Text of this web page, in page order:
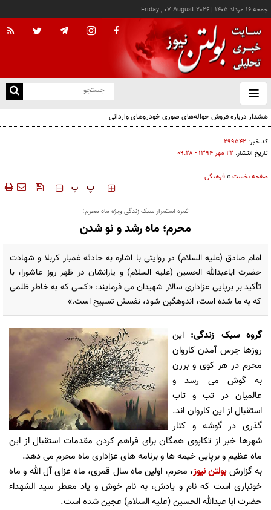
جمعه ۱۶ مرداد ۱۴۰۵ |
Friday , 07 August 2026
باز
و
هشدار درباره فروش حواله‌های صوری خودروهای وارداتی
کد خبر: ۲۹۹۵۴۲
تاریخ انتشار: ۲۲ مهر ۱۳۹۴ - ۰۹:۲۸
صفحه نخست »فرهنگی
‍‍‍ پ پ
ثمره استمرار سبک زندگی ویژه ماه محرم؛
محرم؛ ماه رشد و نو شدن
امام صادق (علیه السلام) در روایتی با اشاره به حادثه غمبار کربلا و شهادت
حضرت اباعبدالله الحسین (علیه السلام) و یارانشان در ظهر روز عاشورا، با
تأکید بر برپایی عزاداری سالار شهیدان می فرمایند: «کسی که به خاطر ظلمی
که به ما شده است، اندوهگین شود، نفسش تسبیح است.»
گروه سبک زندگی: این
روزها جرس آمدن کاروان
محرم در هر کوی و برزن
به
گوش می رسد
و
عالمیان در تب و تاب
استقبالاز اینکاروان اند.
گذری در گوشه و کنار
شهرها خبر از تکاپوی همگان برای فراهم کردن مقدمات استقبال از این
ماه عظیموبرپاییخیمهها وبرنامههای عزاداری ماه محرم میدهد.
به گزارشبولتن نیوز، محرم، اولین ماهسال قمری، ماه عزایآلالله و ماه
خونباری است که نام و یادش، به نام خوش و یاد معطر سید الشهداء
حضرتابا عبداللهالحسین(علیهالسلام) عجینشدهاست.